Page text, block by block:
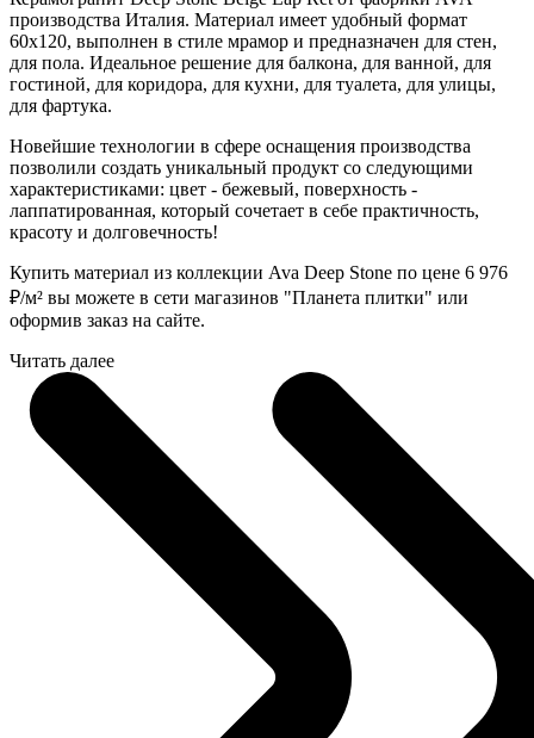
производства Италия. Материал имеет удобный формат
60x120, выполнен в стиле мрамор и предназначен для стен,
для пола. Идеальное решение для балкона, для ванной, для
гостиной, для коридора, для кухни, для туалета, для улицы,
для фартука.
Новейшие технологии в сфере оснащения производства
позволили создать уникальный продукт со следующими
характеристиками: цвет - бежевый, поверхность -
лаппатированная, который сочетает в себе практичность,
красоту и долговечность!
Купить материал из коллекции Ava Deep Stone по цене 6 976
₽/м² вы можете в сети магазинов "Планета плитки" или
оформив заказ на сайте.
Читать далее